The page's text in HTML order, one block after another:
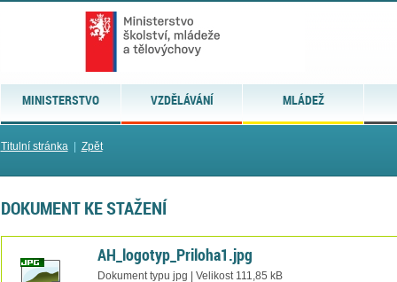
MINISTERSTVO VZDĚLÁVÁNÍ MLÁDEŽ
Titulní stránka| Zpět
DOKUMENT KE STAŽENÍ
AH_logotyp_Priloha1.jpg
Dokument typu jpg | Velikost 111,85 kB